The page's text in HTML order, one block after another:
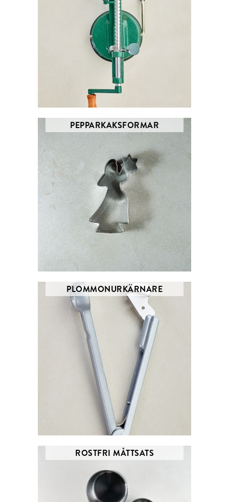
PEPPARKAKSFORMAR
PLOMMONURKÄRNARE
ROSTFRI MÅTTSATS